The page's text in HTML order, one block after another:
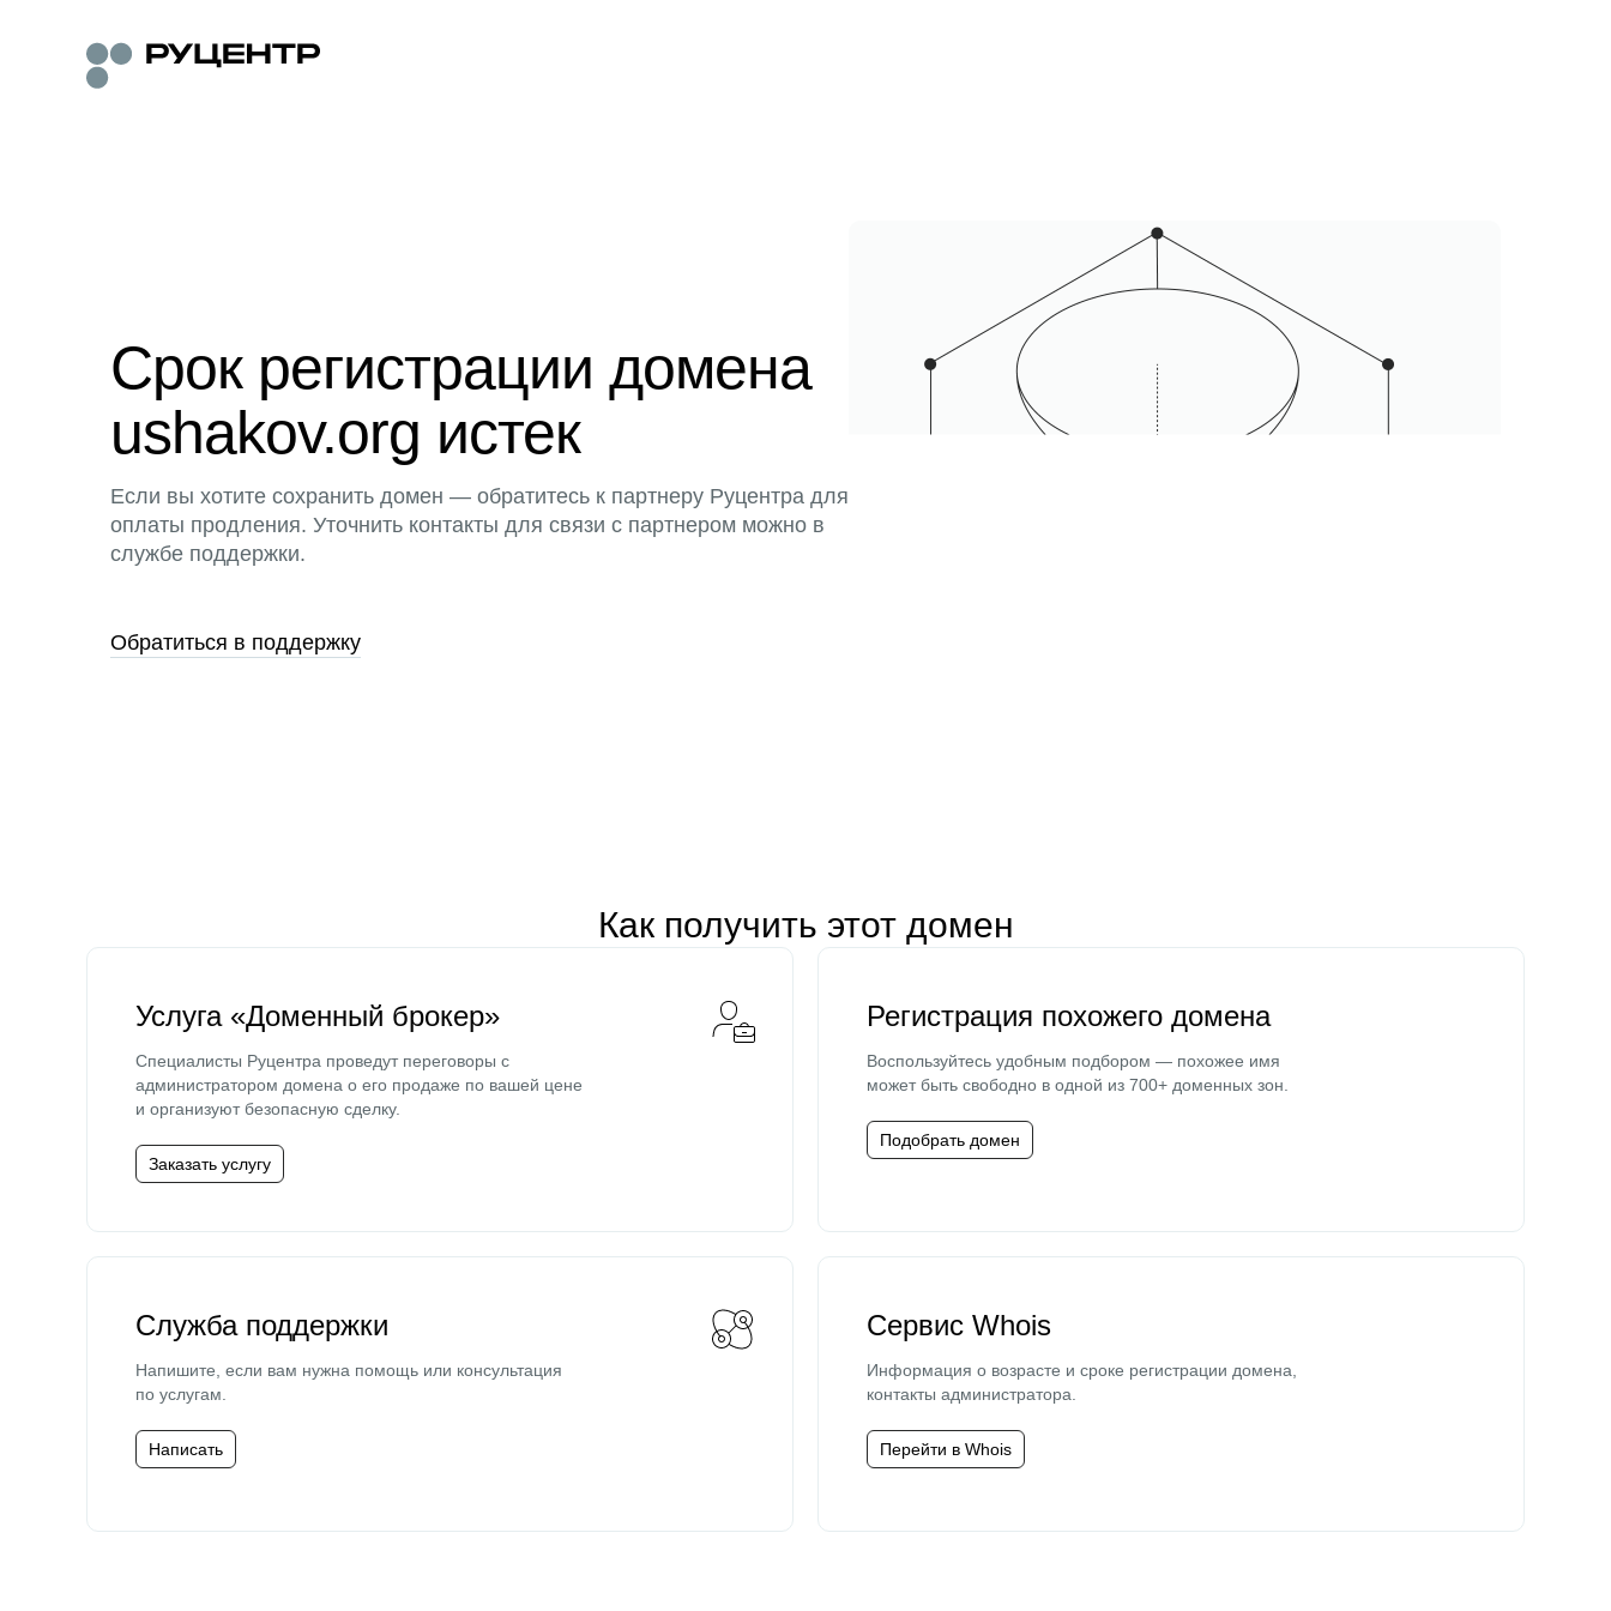
Срок регистрации домена
ushakov.org истек
Если вы хотите сохранить домен — обратитесь к партнеру Руцентра для
оплаты продления. Уточнить контакты для связи с партнером можно в
службе поддержки.
Обратиться в поддержку
Как получить этот домен
Услуга «Доменный брокер»
Специалисты Руцентра проведут переговоры с
администратором домена о его продаже по вашей цене
и организуют безопасную сделку.
Заказать услугу
Регистрация похожего домена
Воспользуйтесь удобным подбором — похожее имя
может быть свободно в одной из 700+ доменных зон.
Подобрать домен
Служба поддержки
Напишите, если вам нужна помощь или консультация
по услугам.
Написать
Сервис Whois
Информация о возрасте и сроке регистрации домена,
контакты администратора.
Перейти в Whois